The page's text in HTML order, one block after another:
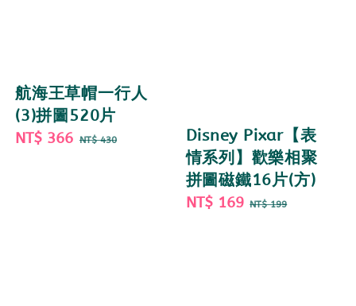
航海王草帽一行人
(3)拼圖520片
Sale
NT$ 366 Regular
NT$ 430
Disney Pixar【表
情系列】歡樂相聚
拼圖磁鐵16片(方)
Sale
NT$ 169 Regular
NT$ 199